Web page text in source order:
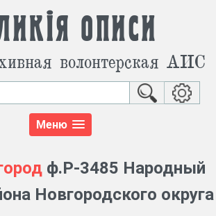
описи
волонтерская АИС
Меню
ф.Р-3485 Народный
Новгородского округа